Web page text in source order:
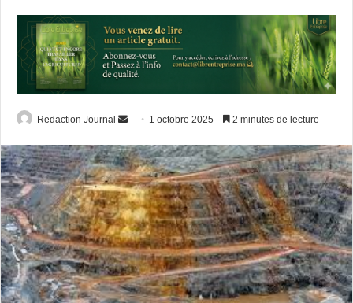
Redaction Journal
Envoyer
courriel
1 octobre 2025 2 minutes de lecture